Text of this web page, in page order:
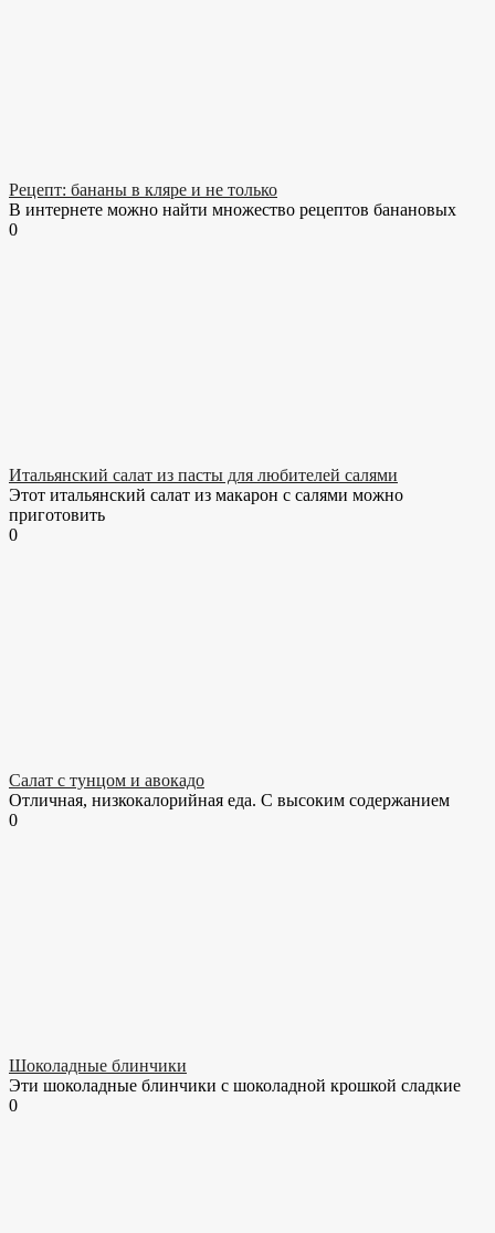
Рецепт: бананы в кляре и не только
В интернете можно найти множество рецептов банановых
0
Итальянский салат из пасты для любителей салями
Этот итальянский салат из макарон с салями можно
приготовить
0
Салат с тунцом и авокадо
Отличная, низкокалорийная еда. С высоким содержанием
0
Шоколадные блинчики
Эти шоколадные блинчики с шоколадной крошкой сладкие
0